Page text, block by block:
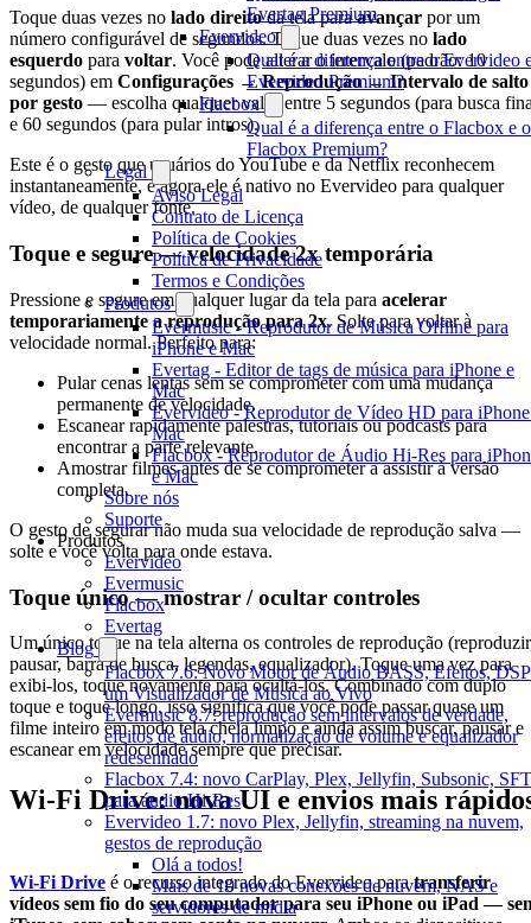
Evertag Premium
Evervideo
Qual é a diferença entre o Evervideo
Evervideo Premium?
Flacbox
Qual é a diferença entre o Flacbox e o
Flacbox Premium?
Legal
Aviso Legal
Contrato de Licença
Política de Cookies
Política de Privacidade
Termos e Condições
Produtos
Evermusic - Reprodutor de Música Offline para
iPhone e Mac
Evertag - Editor de tags de música para iPhone e
Mac
Evervideo - Reprodutor de Vídeo HD para
Mac
Flacbox - Reprodutor de Áudio Hi-Res para
e Mac
Sobre nós
Suporte
Produtos
Evervideo
Evermusic
Flacbox
Evertag
Blog
Flacbox 7.6: Novo Motor de Áudio BASS, Efeitos,
um Visualizador de Música ao Vivo
Evermusic 8.7: reprodução sem intervalos de verdade,
efeitos de áudio, normalização de volume e equalizador
redesenhado
Flacbox 7.4: novo CarPlay, Plex, Jellyfin, Subsonic,
para áudio Hi-Res
Evervideo 1.7: novo Plex, Jellyfin, streaming na nuvem,
gestos de reprodução
Olá a todos!
Mais de 10 novas conexões de nuvem, NAS e
servidores de mídia
Toque duas vezes no lado direitoda tela paraavançar por um
número configurável de segundos. Toque duas vezes no lado
esquerdo para voltar. Você pode alterar o intervalo (padrão: 10
segundos) em Configurações → Reprodução → Intervalo de salto
por gesto — escolha qualquer valor entre 5 segundos (para busca
e 60 segundos (para pular intros).
Este é o gesto que usuários do YouTube e da Netflix reconhecem
instantaneamente, e agora ele é nativo no Evervideo para qualquer
vídeo, de qualquer fonte.
Toque e segure — velocidade 2x temporária
Pressione e segure em qualquer lugar da tela para acelerar
temporariamente a reprodução para 2x. Solte para voltar à
velocidade normal. Perfeito para:
Pular cenas lentas sem se comprometer com uma mudança
permanente de velocidade.
Escanear rapidamente palestras, tutoriais ou podcasts para
encontrar a parte relevante.
Amostrar filmes antes de se comprometer a assistir à versão
completa.
O gesto de segurar não muda sua velocidade de reprodução salva —
solte e você volta para onde estava.
Toque único — mostrar / ocultar controles
Um único toque na tela alterna os controles de reprodução
pausar, barra de busca, legendas, equalizador). Toque uma vez para
exibi-los, toque novamente para ocultá-los. Combinado com duplo
toque e toque longo, isso significa que você pode passar quase um
filme inteiro em modo tela cheia limpo e ainda assim buscar, pausar e
escanear em velocidade sempre que precisar.
Wi-Fi Drive: nova UI e envios mais
Wi-Fi Drive é o recurso integrado do Evervideo paratransferir
vídeos sem fio do seu computador para seu iPhone ou iPad —